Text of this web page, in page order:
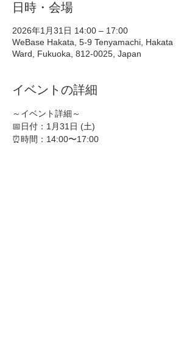
日時・会場
2026年1月31日 14:00 – 17:00
WeBase Hakata, 5-9 Tenyamachi, Hakata
Ward, Fukuoka, 812-0025, Japan
イベントの詳細
～イベント詳細～
📅日付：1月31日 (土)
⏰時間：14:00〜17:00